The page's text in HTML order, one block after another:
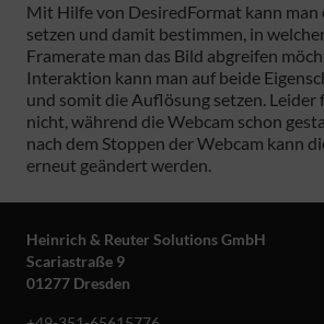
Mit Hilfe von DesiredFormat kann man
setzen und damit bestimmen, in
Framerate man das Bild abgreifen
Interaktion kann man auf beide
und somit die Auflösung setzen.
nicht, während die Webcam schon
nach dem Stoppen der Webcam kann
erneut geändert werden.
Heinrich & Reuter Solutions GmbH
Scariastraße 9
01277 Dresden